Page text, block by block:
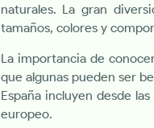
naturales. La gran
tamaños, colores y
La importancia de
que algunas pueden ser
España incluyen desde
europeo.